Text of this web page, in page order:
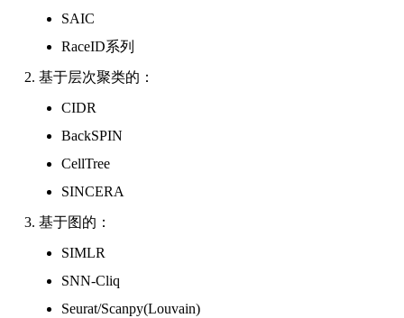
SAIC
RaceID系列
基于层次聚类的：
CIDR
BackSPIN
CellTree
SINCERA
基于图的：
SIMLR
SNN-Cliq
Seurat/Scanpy(Louvain)